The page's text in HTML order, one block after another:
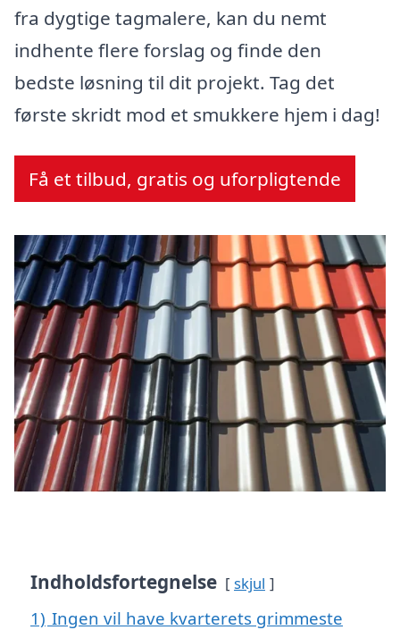
fra dygtige tagmalere, kan du nemt
indhente flere forslag og finde den
bedste løsning til dit projekt. Tag det
første skridt mod et smukkere hjem i dag!
Få et tilbud, gratis og uforpligtende
Indholdsfortegnelse skjul
1) Ingen vil have kvarterets grimmeste